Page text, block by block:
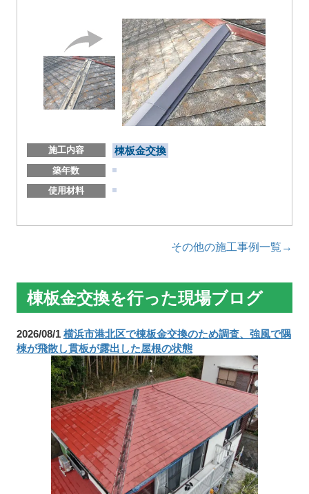
施工内容 棟板金交換
築年数
使用材料
その他の施工事例一覧→
棟板金交換を行った現場ブログ
2026/08/1 横浜市港北区で棟板金交換のため調査、強風で隅
棟が飛散し貫板が露出した屋根の状態